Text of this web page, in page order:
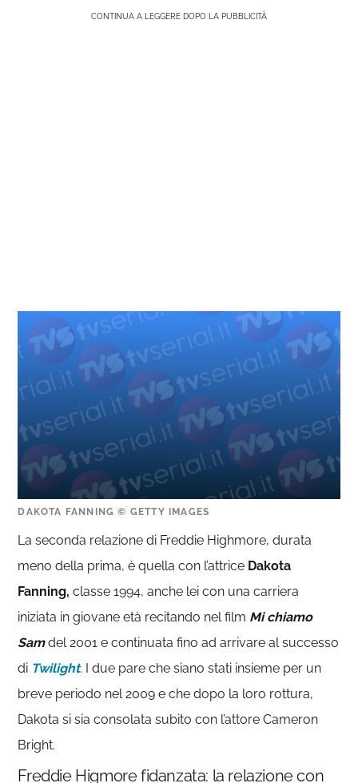
CONTINUA A LEGGERE DOPO LA PUBBLICITÀ
DAKOTA FANNING © GETTY IMAGES
La seconda relazione di Freddie Highmore, durata
meno della prima, è quella con l’attrice Dakota
Fanning,classe 1994, anche lei con una carriera
iniziata in giovane età recitando nel film Mi chiamo
Samdel 2001 e continuata fino ad arrivare al successo
di Twilight. I due pare che siano stati insieme per un
breve periodo nel 2009 e che dopo la loro rottura,
Dakota si sia consolata subito con l’attore Cameron
Bright.
Freddie Higmore fidanzata: la relazione con